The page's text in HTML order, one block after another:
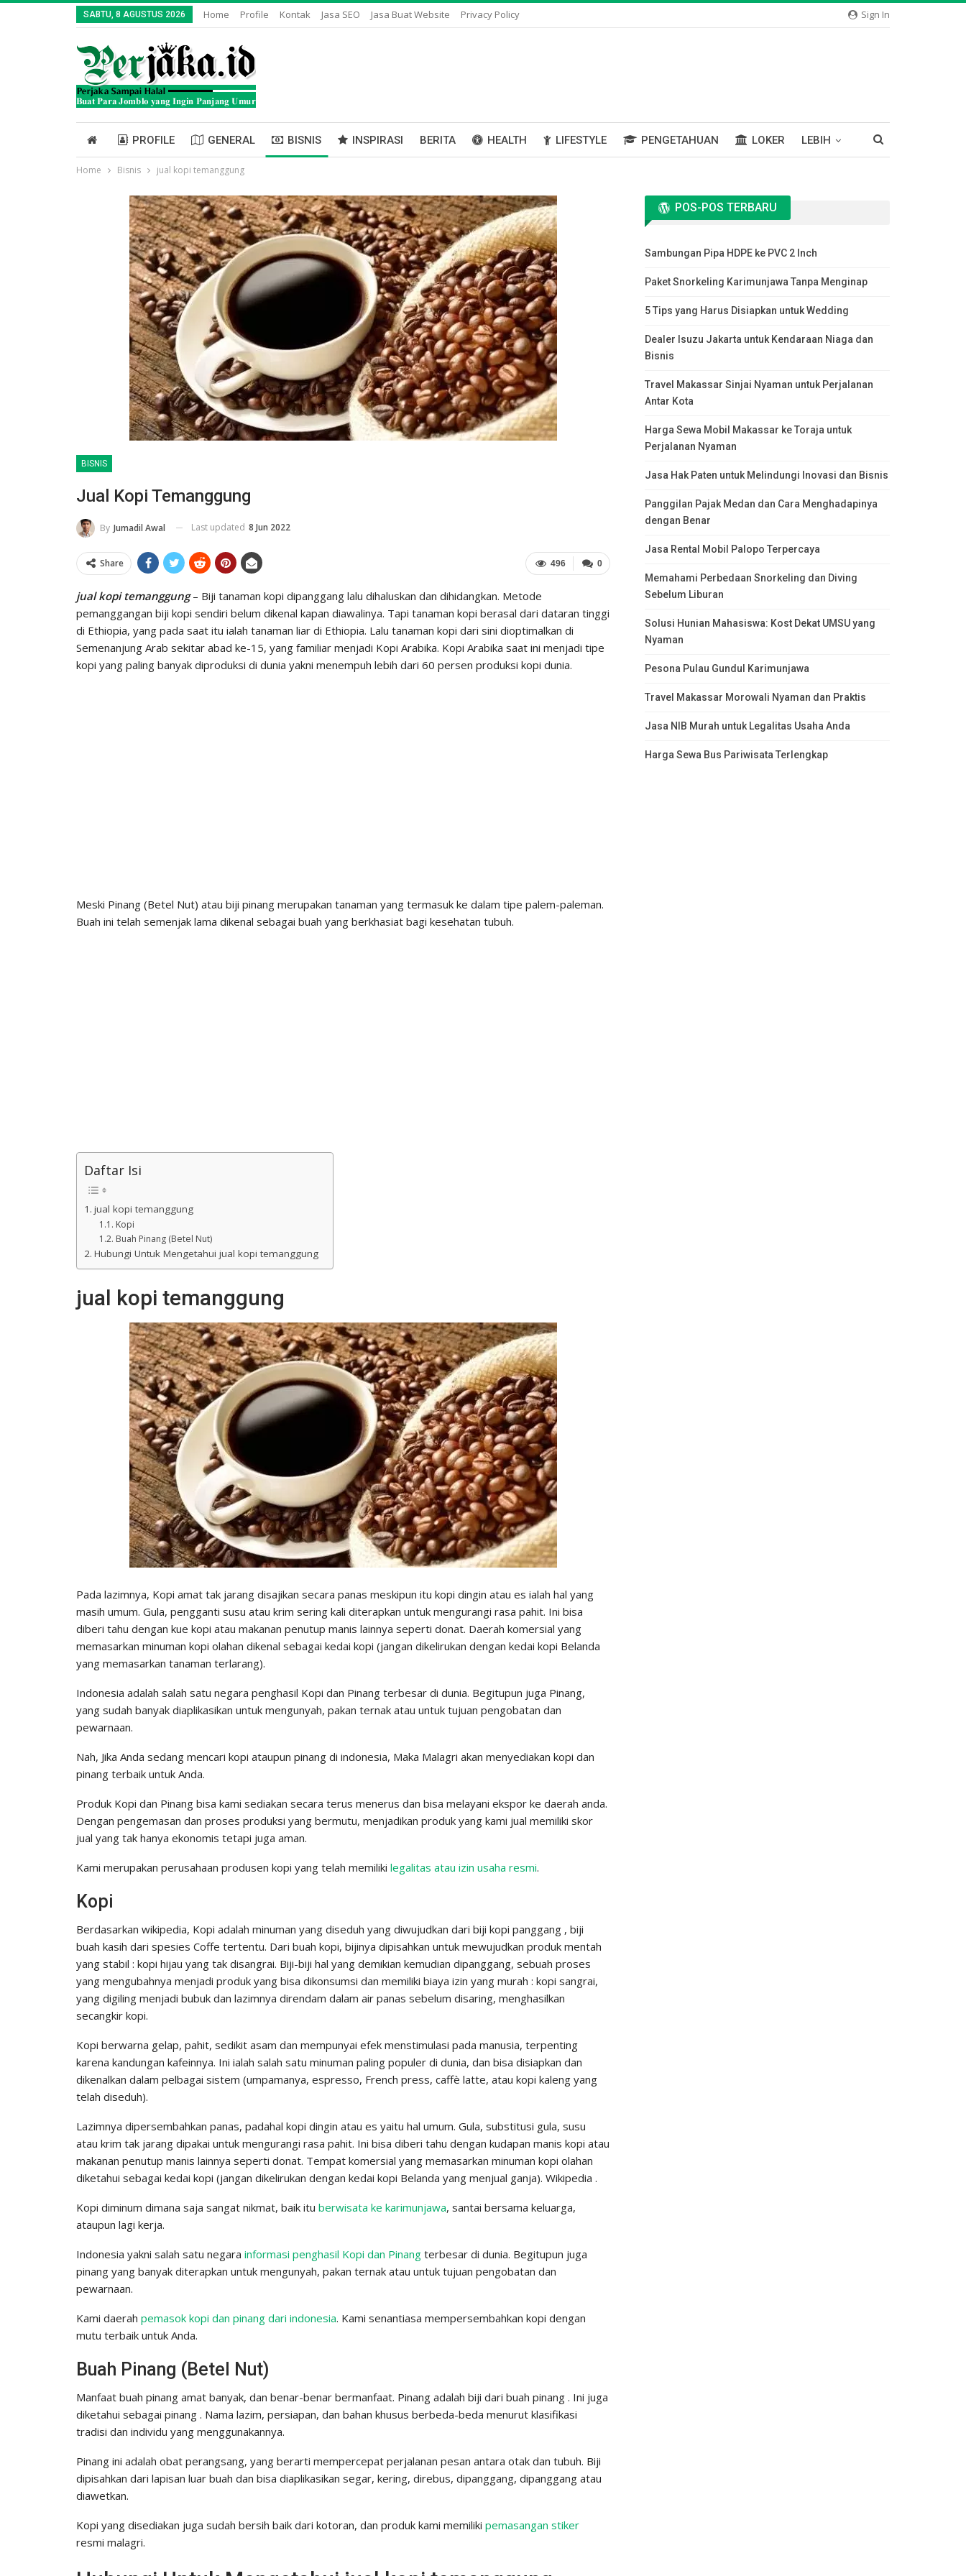
Sign In
SABTU, 8 AGUSTUS 2026 Home Profile Kontak Jasa SEO Jasa Buat Website Privacy Policy
PROFILE GENERAL BISNIS INSPIRASI BERITA HEALTH LIFESTYLE PENGETAHUAN LOKER LEBIH
Home Bisnis jual kopi temanggung
BISNIS
Jual Kopi Temanggung
By Jumadil Awal Last updated 8 Jun 2022
0
496
Share
jual kopi temanggung– Biji tanaman kopi dipanggang lalu dihaluskan dan dihidangkan. Metode
pemanggangan biji kopi sendiri belum dikenal kapan diawalinya. Tapi tanaman kopi berasal dari dataran tinggi
di Ethiopia, yang pada saat itu ialah tanaman liar di Ethiopia. Lalu tanaman kopi dari sini dioptimalkan di
Semenanjung Arab sekitar abad ke-15, yang familiar menjadi Kopi Arabika. Kopi Arabika saat ini menjadi tipe
kopi yang paling banyak diproduksi di dunia yakni menempuh lebih dari 60 persen produksi kopi dunia.
Meski Pinang (Betel Nut) atau biji pinang merupakan tanaman yang termasuk ke dalam tipe palem-paleman.
Buah ini telah semenjak lama dikenal sebagai buah yang berkhasiat bagi kesehatan tubuh.
Daftar Isi
jual kopi temanggung
Kopi
Buah Pinang (Betel Nut)
Hubungi Untuk Mengetahui jual kopi temanggung
jual kopi temanggung
Pada lazimnya, Kopi amat tak jarang disajikan secara panas meskipun itu kopi dingin atau es ialah hal yang
masih umum. Gula, pengganti susu atau krim sering kali diterapkan untuk mengurangi rasa pahit. Ini bisa
diberi tahu dengan kue kopi atau makanan penutup manis lainnya seperti donat. Daerah komersial yang
memasarkan minuman kopi olahan dikenal sebagai kedai kopi (jangan dikelirukan dengan kedai kopi Belanda
yang memasarkan tanaman terlarang).
Indonesia adalah salah satu negara penghasil Kopi dan Pinang terbesar di dunia. Begitupun juga Pinang,
yang sudah banyak diaplikasikan untuk mengunyah, pakan ternak atau untuk tujuan pengobatan dan
pewarnaan.
Nah, Jika Anda sedang mencari kopi ataupun pinang di indonesia, Maka Malagri akan menyediakan kopi dan
pinang terbaik untuk Anda.
Produk Kopi dan Pinang bisa kami sediakan secara terus menerus dan bisa melayani ekspor ke daerah anda.
Dengan pengemasan dan proses produksi yang bermutu, menjadikan produk yang kami jual memiliki skor
jual yang tak hanya ekonomis tetapi juga aman.
Kami merupakan perusahaan produsen kopi yang telah memiliki legalitas atau izin usaha resmi.
Kopi
Berdasarkan wikipedia, Kopi adalah minuman yang diseduh yang diwujudkan dari biji kopi panggang , biji
buah kasih dari spesies Coffe tertentu. Dari buah kopi, bijinya dipisahkan untuk mewujudkan produk mentah
yang stabil : kopi hijau yang tak disangrai. Biji-biji hal yang demikian kemudian dipanggang, sebuah proses
yang mengubahnya menjadi produk yang bisa dikonsumsi dan memiliki biaya izin yang murah : kopi sangrai,
yang digiling menjadi bubuk dan lazimnya direndam dalam air panas sebelum disaring, menghasilkan
secangkir kopi.
Kopi berwarna gelap, pahit, sedikit asam dan mempunyai efek menstimulasi pada manusia, terpenting
karena kandungan kafeinnya. Ini ialah salah satu minuman paling populer di dunia, dan bisa disiapkan dan
dikenalkan dalam pelbagai sistem (umpamanya, espresso, French press, caffè latte, atau kopi kaleng yang
telah diseduh).
Lazimnya dipersembahkan panas, padahal kopi dingin atau es yaitu hal umum. Gula, substitusi gula, susu
atau krim tak jarang dipakai untuk mengurangi rasa pahit. Ini bisa diberi tahu dengan kudapan manis kopi atau
makanan penutup manis lainnya seperti donat. Tempat komersial yang memasarkan minuman kopi olahan
diketahui sebagai kedai kopi (jangan dikelirukan dengan kedai kopi Belanda yang menjual ganja). Wikipedia .
Kopi diminum dimana saja sangat nikmat, baik itu berwisata ke karimunjawa, santai bersama keluarga,
ataupun lagi kerja.
Indonesia yakni salah satu negara informasi penghasil Kopi dan Pinang terbesar di dunia. Begitupun juga
pinang yang banyak diterapkan untuk mengunyah, pakan ternak atau untuk tujuan pengobatan dan
pewarnaan.
Kami daerah pemasok kopi dan pinang dari indonesia. Kami senantiasa mempersembahkan kopi dengan
mutu terbaik untuk Anda.
Buah Pinang (Betel Nut)
Manfaat buah pinang amat banyak, dan benar-benar bermanfaat. Pinang adalah biji dari buah pinang . Ini juga
diketahui sebagai pinang . Nama lazim, persiapan, dan bahan khusus berbeda-beda menurut klasifikasi
tradisi dan individu yang menggunakannya.
Pinang ini adalah obat perangsang, yang berarti mempercepat perjalanan pesan antara otak dan tubuh. Biji
dipisahkan dari lapisan luar buah dan bisa diaplikasikan segar, kering, direbus, dipanggang, dipanggang atau
diawetkan.
Kopi yang disediakan juga sudah bersih baik dari kotoran, dan produk kami memiliki pemasangan stiker
resmi malagri.
POS-POS TERBARU
Sambungan Pipa HDPE ke PVC 2 Inch
Paket Snorkeling Karimunjawa Tanpa Menginap
5 Tips yang Harus Disiapkan untuk Wedding
Dealer Isuzu Jakarta untuk Kendaraan Niaga dan
Bisnis
Travel Makassar Sinjai Nyaman untuk Perjalanan
Antar Kota
Harga Sewa Mobil Makassar ke Toraja untuk
Perjalanan Nyaman
Jasa Hak Paten untuk Melindungi Inovasi dan Bisnis
Panggilan Pajak Medan dan Cara Menghadapinya
dengan Benar
Jasa Rental Mobil Palopo Terpercaya
Memahami Perbedaan Snorkeling dan Diving
Sebelum Liburan
Solusi Hunian Mahasiswa: Kost Dekat UMSU yang
Nyaman
Pesona Pulau Gundul Karimunjawa
Travel Makassar Morowali Nyaman dan Praktis
Jasa NIB Murah untuk Legalitas Usaha Anda
Harga Sewa Bus Pariwisata Terlengkap